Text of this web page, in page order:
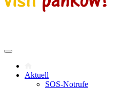
Aktuell
SOS-Notrufe